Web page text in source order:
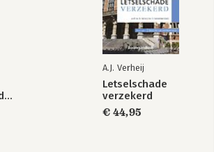
Boom Basics
de Letselschadereeks 265
aansprakelijkheidsrecht
A.J. Verheij
Letselschade
verzekerd
€ 44,95